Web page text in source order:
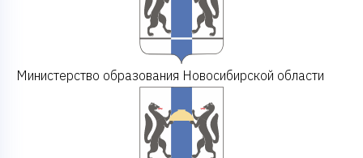
Министерство образования Новосибирской области